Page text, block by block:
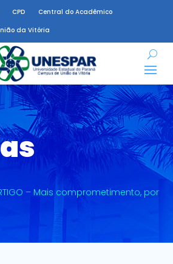
CPD
Central do Acadêmico
da Vitória
– Mais comprometimento, por